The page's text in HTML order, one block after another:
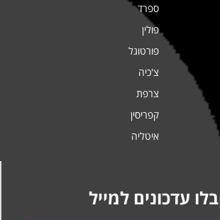
ספרד
פולין
פורטוגל
צ'כיה
צרפת
קפריסין
איטליה
עדכונים למייל